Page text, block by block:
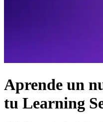
Aprende un
tu Learning